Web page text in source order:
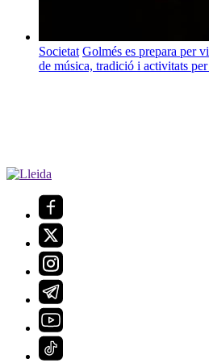
Societat Golmés es prepara per
de música, tradició i activitats